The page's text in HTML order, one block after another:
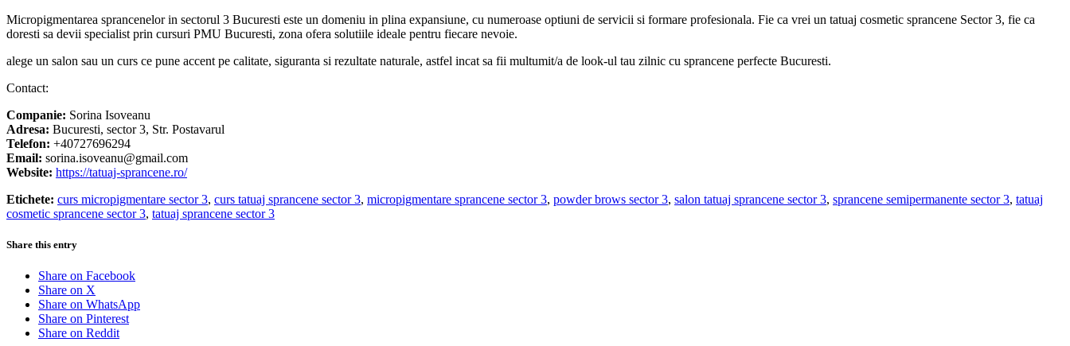
Micropigmentarea sprancenelor in sectorul 3 Bucuresti este un domeniu in plina expansiune, cu numeroase optiuni de servicii si formare profesionala. Fie ca vrei un tatuaj cosmetic sprancene Sector 3, fie ca
doresti sa devii specialist prin cursuri PMU Bucuresti, zona ofera solutiile ideale pentru fiecare nevoie.
alege un salon sau un curs ce pune accent pe calitate, siguranta si rezultate naturale, astfel incat sa fii multumit/a de look-ul tau zilnic cu sprancene perfecte Bucuresti.
Contact:
Companie: Sorina Isoveanu
Adresa: Bucuresti, sector 3, Str. Postavarul
Telefon: +40727696294
Email: sorina.isoveanu@gmail.com
Website: https://tatuaj-sprancene.ro/
Etichete: curs micropigmentare sector 3, curs tatuaj sprancene sector 3, micropigmentare sprancene sector 3, powder brows sector 3, salon tatuaj sprancene sector 3, sprancene semipermanente sector 3, tatuaj
cosmetic sprancene sector 3, tatuaj sprancene sector 3
Share this entry
Share on Facebook
Share on X
Share on WhatsApp
Share on Pinterest
Share on Reddit